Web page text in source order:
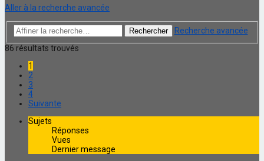
Aller à la recherche avancée
Rechercher
Recherche avancée
86 résultats trouvés
1
2
3
4
Suivante
Sujets
Réponses
Vues
Dernier message